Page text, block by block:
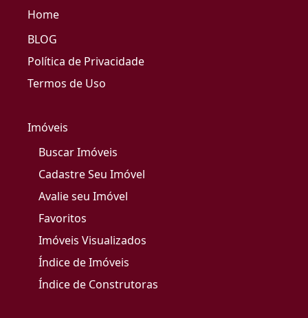
Home
BLOG
Política de Privacidade
Termos de Uso
Imóveis
Buscar Imóveis
Cadastre Seu Imóvel
Avalie seu Imóvel
Favoritos
Imóveis Visualizados
Índice de Imóveis
Índice de Construtoras